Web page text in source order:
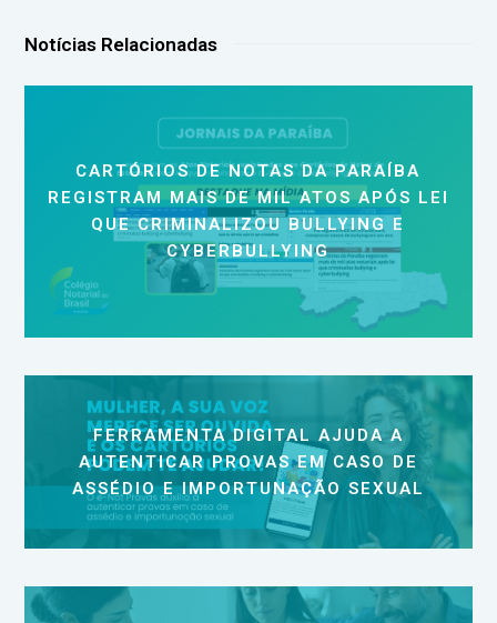
Notícias Relacionadas
CARTÓRIOS DE NOTAS DA PARAÍBA
REGISTRAM MAIS DE MIL ATOS APÓS LEI
QUE CRIMINALIZOU BULLYING E
CYBERBULLYING
FERRAMENTA DIGITAL AJUDA A
AUTENTICAR PROVAS EM CASO DE
ASSÉDIO E IMPORTUNAÇÃO SEXUAL